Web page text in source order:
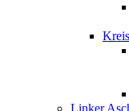
Linker